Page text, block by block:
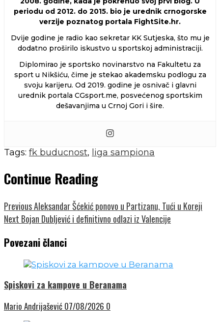
periodu od 2012. do 2015. bio je urednik crnogorske
verzije poznatog portala FightSite.hr.
Dvije godine je radio kao sekretar KK Sutjeska, što mu je
dodatno proširilo iskustvo u sportskoj administraciji.
Diplomirao je sportsko novinarstvo na Fakultetu za
sport u Nikšiću, čime je stekao akademsku podlogu za
svoju karijeru. Od 2019. godine je osnivač i glavni
urednik portala CGsport.me, posvećenog sportskim
dešavanjima u Crnoj Gori i šire.
Tags: fk buducnost, liga sampiona
Continue Reading
PreviousAleksandar Šćekić ponovo u Partizanu, Tući u Koreji
Next Bojan Dubljević i definitivno odlazi iz Valencije
Povezani članci
Spiskovi za kampove u Beranama
Mario Andrijašević 07/08/2026 0